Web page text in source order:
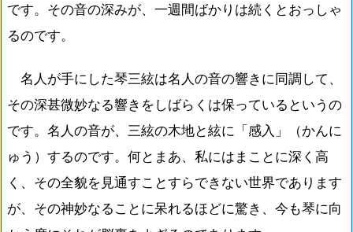
です。その音の深みが、一週間ばかりは続くとおっしゃ
るのです。
名人が手にした琴三絃は名人の音の響きに同調して、
その深甚微妙なる響きをしばらくは保っているというの
です。名人の音が、三絃の木地と絃に「感入」（かんに
ゅう）するのです。何とまあ、私にはまことに深く高
く、その全貌を見通すことすらできない世界であります
が、その神妙なることに呆れるほどに驚き、今も琴に向